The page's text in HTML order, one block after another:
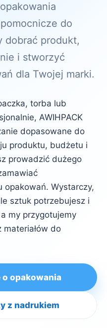
do
dobrać produkt,
i stworzyć
dla Twojej marki.
torba lub
AWIHPACK
dopasowane do
produktu, budżetu i
prowadzić dużego
opakowań. Wystarczy,
sztuk potrzebujesz i
my przygotujemy
materiałów do
opakowania
z nadrukiem